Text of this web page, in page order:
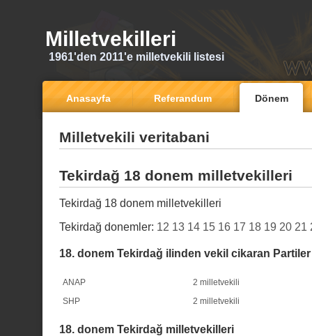
Milletvekilleri
1961'den 2011'e milletvekili listesi
Anasayfa Referandum Dönem
Milletvekili veritabani
Tekirdağ 18 donem milletvekilleri
Tekirdağ 18 donem milletvekilleri
Tekirdağ donemler: 12 13 14 15 16 17 18 19 20 21
18. donem Tekirdağ ilinden vekil cikaran Partiler
ANAP
2 milletvekili
SHP
2 milletvekili
18. donem Tekirdağ milletvekilleri